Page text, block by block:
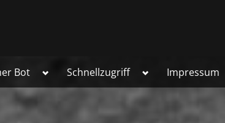
Bot Toggle
menu
Schnellzugriff Toggle
menu
Impressum